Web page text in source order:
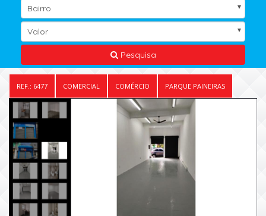
Bairro
Valor
Pesquisa
REF.: 6477 COMERCIAL COMÉRCIO PARQUE PAINEIRAS